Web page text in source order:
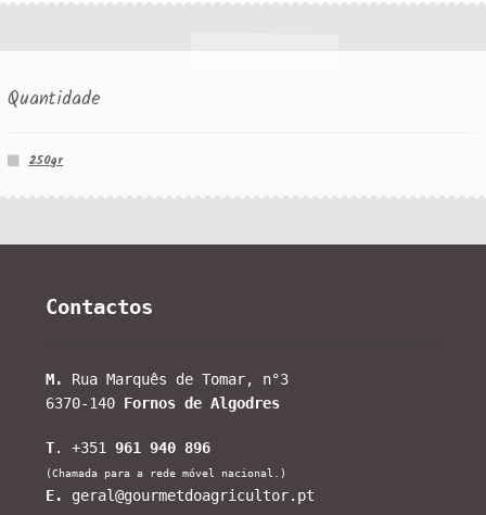
Quantidade
250gr
Contactos
M.
Rua Marquês de Tomar, n°3
6370-140 Fornos de Algodres
T. +351961 940 896
(Chamada para a rede móvel nacional.)
E. geral@gourmetdoagricultor.pt